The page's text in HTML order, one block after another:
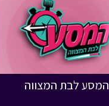
המסע לבת המצווה